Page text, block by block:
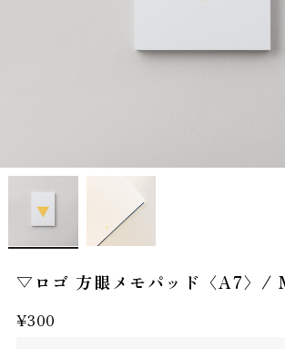
▽ロゴ 方眼メモパッド〈A7〉/
¥300